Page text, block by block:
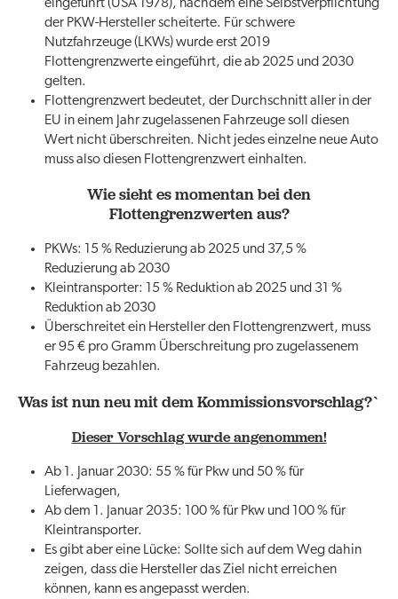
eingeführt (USA 1978), nachdem eine Selbstverpflichtung
der PKW-Hersteller scheiterte. Für schwere
Nutzfahrzeuge (LKWs) wurde erst 2019
Flottengrenzwerte eingeführt, die ab 2025 und 2030
gelten.
Flottengrenzwert bedeutet, der Durchschnitt aller in der
EU in einem Jahr zugelassenen Fahrzeuge soll diesen
Wert nicht überschreiten. Nicht jedes einzelne neue Auto
muss also diesen Flottengrenzwert einhalten.
Wie sieht es momentan bei den
Flottengrenzwerten aus?
PKWs: 15 % Reduzierung ab 2025 und 37,5 %
Reduzierung ab 2030
Kleintransporter: 15 % Reduktion ab 2025 und 31 %
Reduktion ab 2030
Überschreitet ein Hersteller den Flottengrenzwert, muss
er 95 € pro Gramm Überschreitung pro zugelassenem
Fahrzeug bezahlen.
Was ist nun neu mit dem Kommissionsvorschlag?`
Dieser Vorschlag wurde angenommen!
Ab 1. Januar 2030: 55 % für Pkw und 50 % für
Lieferwagen,
Ab dem 1. Januar 2035: 100 % für Pkw und 100 % für
Kleintransporter.
Es gibt aber eine Lücke: Sollte sich auf dem Weg dahin
zeigen, dass die Hersteller das Ziel nicht erreichen
können, kann es angepasst werden.